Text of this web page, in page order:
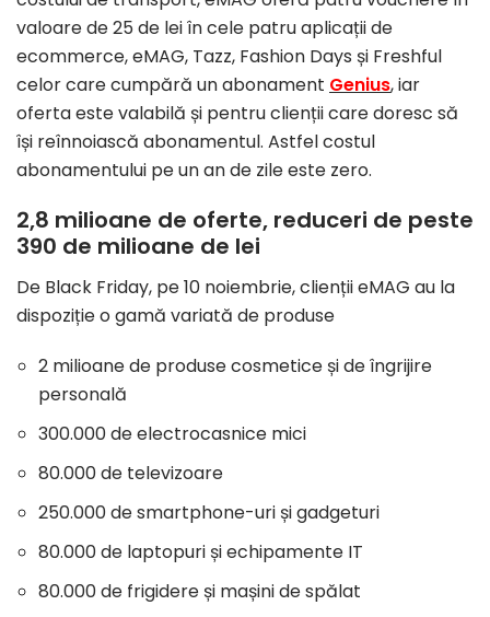
valoare de 25 de lei în cele patru aplicații de
ecommerce, eMAG, Tazz, Fashion Days și Freshful
celor care cumpără un abonament Genius, iar
oferta este valabilă și pentru clienții care doresc să
își reînnoiască abonamentul. Astfel costul
abonamentului pe un an de zile este zero.
2,8 milioane de oferte, reduceri de peste
390 de milioane de lei
De Black Friday, pe 10 noiembrie, clienții eMAG au la
dispoziție o gamă variată de produse
2 milioane de produse cosmetice și de îngrijire
personală
300.000 de electrocasnice mici
80.000 de televizoare
250.000 de smartphone-uri și gadgeturi
80.000 de laptopuri și echipamente IT
80.000 de frigidere și mașini de spălat